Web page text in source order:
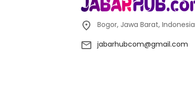
Bogor, Jawa Barat, Indonesia
jabarhubcom@gmail.com